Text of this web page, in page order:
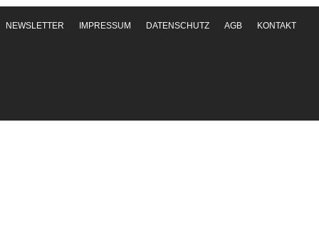
NEWSLETTER IMPRESSUM DATENSCHUTZ AGB KONTAKT